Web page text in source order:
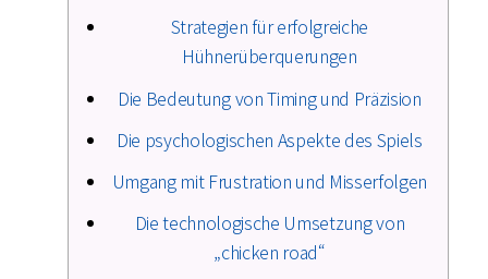
Strategien für erfolgreiche
Hühnerüberquerungen
Die Bedeutung von Timing und Präzision
Die psychologischen Aspekte des Spiels
Umgang mit Frustration und Misserfolgen
Die technologische Umsetzung von
„chicken road“